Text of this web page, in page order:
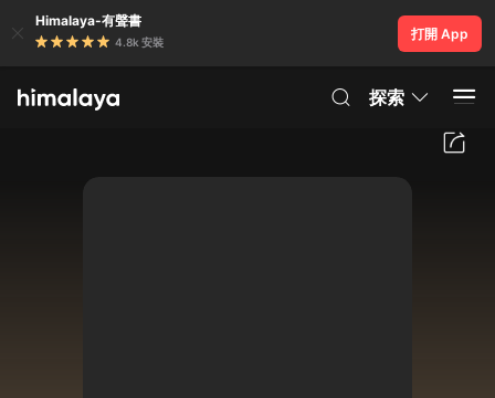
Himalaya-有聲書
4.8k 安裝
打開 App
探索